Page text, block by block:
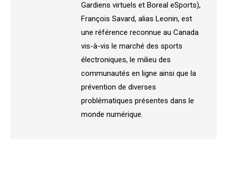
Gardiens virtuels et Boreal eSports),
François Savard, alias Leonin, est
une référence reconnue au Canada
vis-à-vis le marché des sports
électroniques, le milieu des
communautés en ligne ainsi que la
prévention de diverses
problématiques présentes dans le
monde numérique.